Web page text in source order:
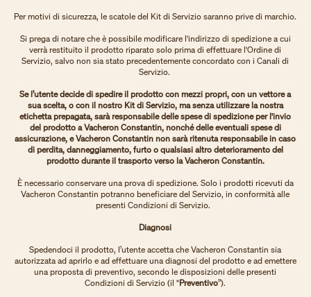
Per motivi di sicurezza, le scatole del Kit di Servizio saranno prive di marchio.
Si prega di notare che è possibile modificare l'indirizzo di spedizione a cui
verrà restituito il prodotto riparato solo prima di effettuare l'Ordine di
Servizio, salvo non sia stato precedentemente concordato con i Canali di
Servizio.
Se l’utente decide di spedire il prodotto con mezzi propri, con un vettore a
sua scelta, o con il nostro Kit di Servizio, ma senza utilizzare la nostra
etichetta prepagata, sarà responsabile delle spese di spedizione per l'invio
del prodotto a Vacheron Constantin, nonché delle eventuali spese di
assicurazione, e Vacheron Constantin non sarà ritenuta responsabile in caso
di perdita, danneggiamento, furto o qualsiasi altro deterioramento del
prodotto durante il trasporto verso la Vacheron Constantin.
È necessario conservare una prova di spedizione. Solo i prodotti ricevuti da
Vacheron Constantin potranno beneficiare del Servizio, in conformità alle
presenti Condizioni di Servizio.
Diagnosi
Spedendoci il prodotto, l’utente accetta che Vacheron Constantin sia
autorizzata ad aprirlo e ad effettuare una diagnosi del prodotto e ad emettere
una proposta di preventivo, secondo le disposizioni delle presenti
Condizioni di Servizio (il "Preventivo”).